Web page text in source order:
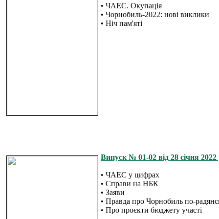
• ЧАЕС. Окупація
• Чорнобиль-2022: нові виклики
• Ніч пам'яті
Випуск № 01-02 від 28 січня 2022
• ЧАЕС у цифрах
• Справи на НБК
• Заяви
• Правда про Чорнобиль по-
• Про проєкти бюджету участі